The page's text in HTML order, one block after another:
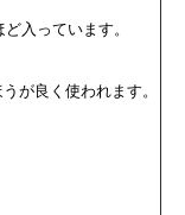
入っています。
が良く使われます。